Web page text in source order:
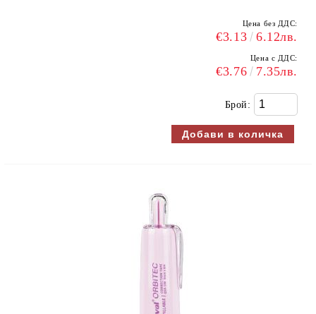
Цена без ДДС:
€3.13 6.12лв.
Цена с ДДС:
€3.76 7.35лв.
Брой: